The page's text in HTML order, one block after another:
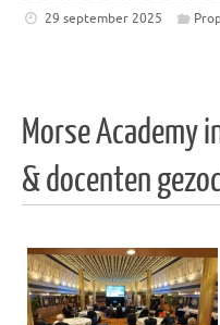
29 september 2025
Morse Academy
& docenten